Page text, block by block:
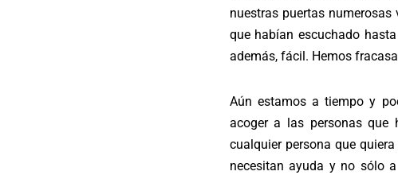
nuestras puertas
que habían escuchado
además, fácil. Hemos
Aún estamos a tiempo y
acoger a las personas que
cualquier persona que
necesitan ayuda y no sólo